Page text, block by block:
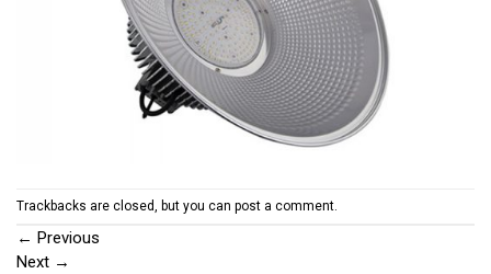
Trackbacks are closed, but you can post a comment.
← Previous
Next →